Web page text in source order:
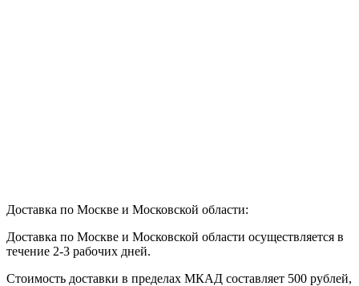
Доставка по Москве и Московской области:
Доставка по Москве и Московской области осуществляется в
течение 2-3 рабочих дней.
Стоимость доставки в пределах МКАД составляет 500 рублей,